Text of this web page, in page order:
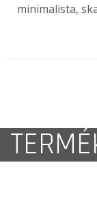
minimalista,